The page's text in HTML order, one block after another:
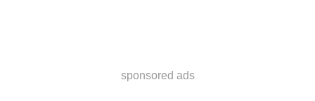
sponsored ads